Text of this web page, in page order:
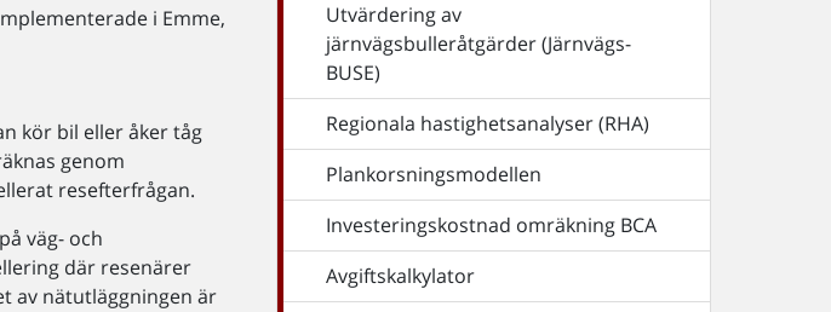
i Emme,
kör bil eller åker tåg
genom
resefterfrågan.
väg- och
där resenärer
av nätutläggningen är
Utvärdering av
järnvägsbulleråtgärder (Järnvägs-
BUSE)
Regionala hastighetsanalyser (RHA)
Plankorsningsmodellen
Investeringskostnad omräkning BCA
Avgiftskalkylator